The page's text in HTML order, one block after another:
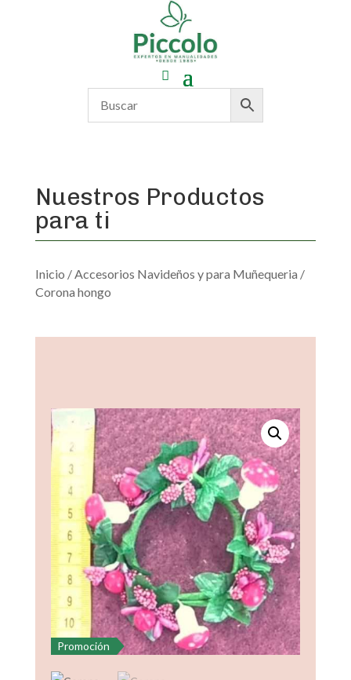
Nuestros Productos
para ti
Inicio /Accesorios Navideños y para Muñequeria /
Corona hongo
Promoción